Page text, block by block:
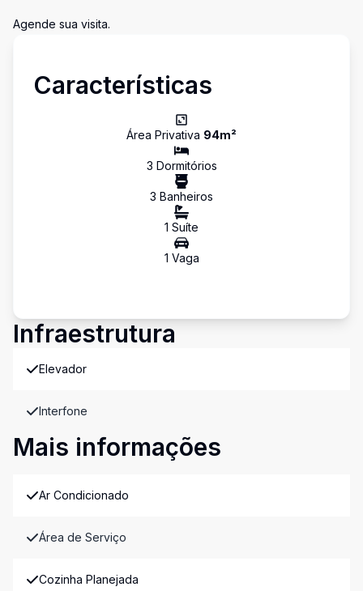
Agende sua visita.
Características
Área Privativa 94m²
3 Dormitórios
3 Banheiros
1 Suíte
1 Vaga
Infraestrutura
Elevador
Interfone
Mais informações
Ar Condicionado
Área de Serviço
Cozinha Planejada